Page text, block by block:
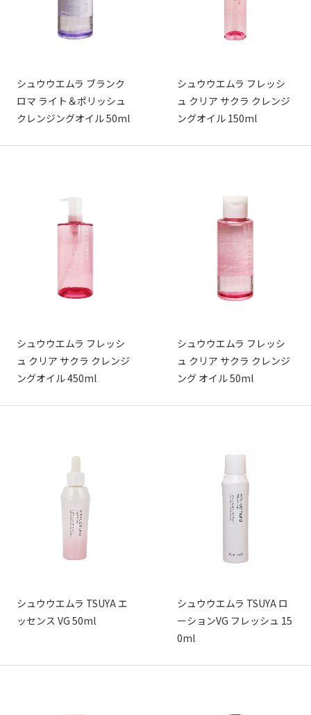
シュウウエムラ ブランク
ロマ ライト＆ポリッシュ
クレンジングオイル 50ml
シュウウエムラ フレッシ
ュ クリア サクラ クレンジ
ングオイル 150ml
シュウウエムラ フレッシ
ュ クリア サクラ クレンジ
ングオイル 450ml
シュウウエムラ フレッシ
ュ クリア サクラ クレンジ
ング オイル 50ml
シュウウエムラ TSUYA エ
ッセンス VG 50ml
シュウウエムラ TSUYA ロ
ーションVG フレッシュ 15
0ml